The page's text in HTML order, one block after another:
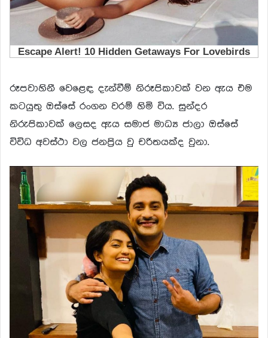
රූපවාහිනී වෙළෙඳ දැන්වීම් නිරූපිකාවක් වන ඇය එම
කටයුතු ඔස්සේ රංගන වරම් හිමි විය. සුන්දර
නිරුපිකාවක් ලෙසද ඇය සමාජ මාධ්‍ය ජාලා ඔස්සේ
විවිධ අවස්ථා වල ජනප්‍රිය වු චරිතයක්ද වුනා.